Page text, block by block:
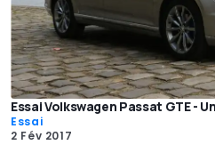
Essai Volkswagen Passat GTE -
Essai
2 Fév 2017